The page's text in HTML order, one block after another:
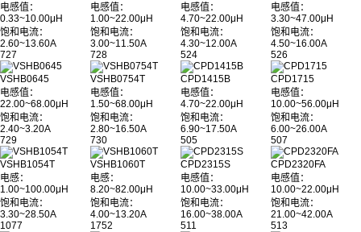
电感值：
0.33~10.00μH
饱和电流：
2.60~13.60A
727
电感值：
1.00~22.00μH
饱和电流：
3.00~11.50A
728
VSHB0645
电感值：
22.00~68.00μH
饱和电流：
2.40~3.20A
729
VSHB0754T
电感值：
1.50~68.00μH
饱和电流：
2.80~16.50A
730
VSHB1054T
电感：
1.00~100.00μH
饱和电流：
3.30~28.50A
1077
VSHB1060T
电感：
8.20~82.00μH
饱和电流：
4.00~13.20A
1752
电感值：
4.70~22.00μH
饱和电流：
4.30~12.00A
524
电感值：
3.30~47.00μH
饱和电流：
4.50~16.00A
526
CPD1415B
电感值：
4.70~22.00μH
饱和电流：
6.90~17.50A
505
CPD1715
电感值：
10.00~56.00μH
饱和电流：
6.00~26.00A
507
CPD2315S
电感值：
10.00~33.00μH
饱和电流：
16.00~38.00A
511
CPD2320FA
电感值：
10.00~22.00μH
饱和电流：
21.00~42.00A
513